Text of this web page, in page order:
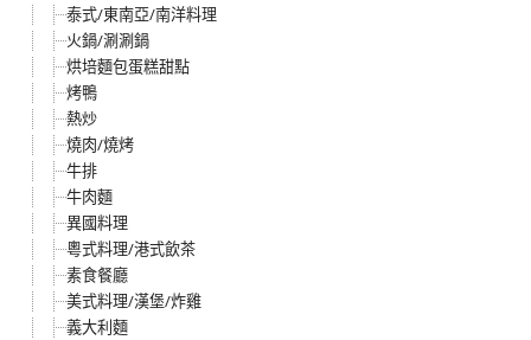
泰式/東南亞/南洋料理
火鍋/涮涮鍋
烘培麵包蛋糕甜點
烤鴨
熱炒
燒肉/燒烤
牛排
牛肉麵
異國料理
粵式料理/港式飲茶
素食餐廳
美式料理/漢堡/炸雞
義大利麵